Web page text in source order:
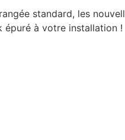
standard, les
épuré à votre installation !